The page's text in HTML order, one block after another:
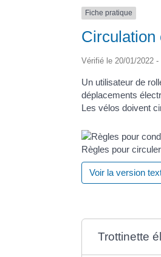
Fiche pratique
Circulation
Vérifié le 20/01/2022
Un utilisateur de
déplacements
Les vélos doivent
Règles pour
Voir la version
Trottinette